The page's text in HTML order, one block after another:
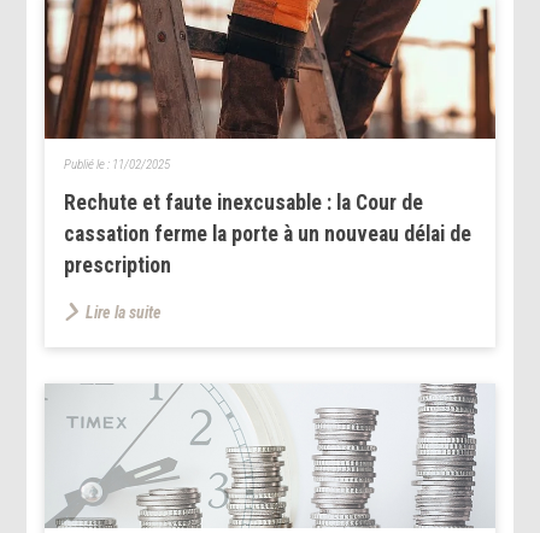
Rechute et faute inexcusable : la Cour de
cassation ferme la porte à un nouveau délai de
prescription
Publié le : 11/02/2025
Lire la suite